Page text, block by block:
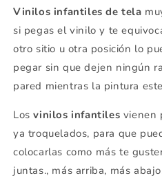
Vinilos infantiles de tela
si pegas el vinilo y te
otro sitio u otra posición lo
pegar sin que dejen ningún
pared mientras la pintura
Losvinilos infantiles vienen
ya troquelados, para que
colocarlas como más te
juntas., más arriba, más